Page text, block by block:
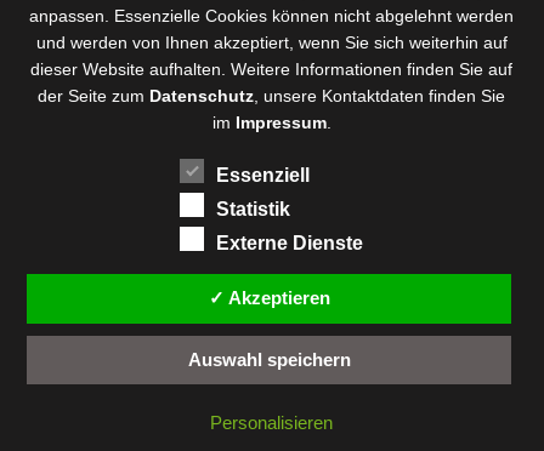
FEUERWERK-FANPAGE.de Partner:
Feuerwerkskörper
Online-Shop
anpassen. Essenzielle Cookies können nicht abgelehnt werden
und werden von Ihnen akzeptiert, wenn Sie sich weiterhin auf
dieser Website aufhalten. Weitere Informationen finden Sie auf
der Seite zum Datenschutz , unsere Kontaktdaten finden Sie
im Impressum.
Essenziell
Statistik
Externe Dienste
✓ Akzeptieren
Auswahl speichern
Personalisieren